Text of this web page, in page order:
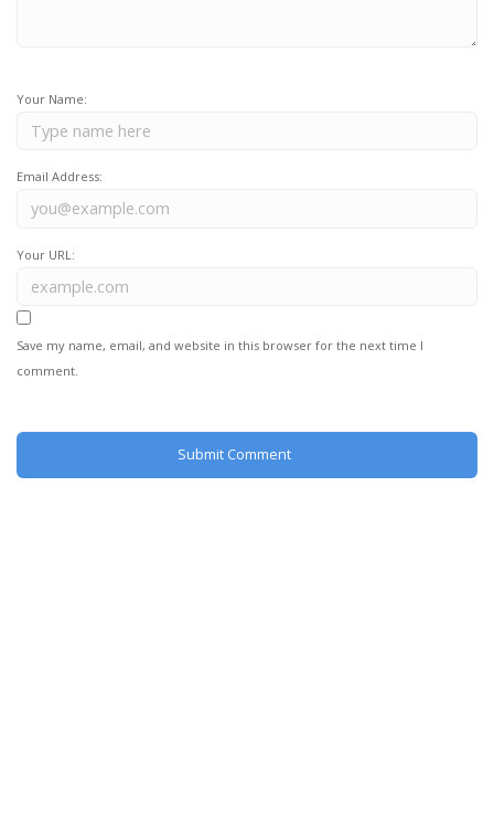
Your Name:
Email Address:
Your URL:
Save my name, email, and website in this browser for the next time I
comment.